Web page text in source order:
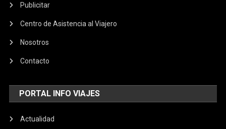
Publicitar
Centro de Asistencia al Viajero
Nosotros
Contacto
PORTAL INFO VIAJES
Actualidad